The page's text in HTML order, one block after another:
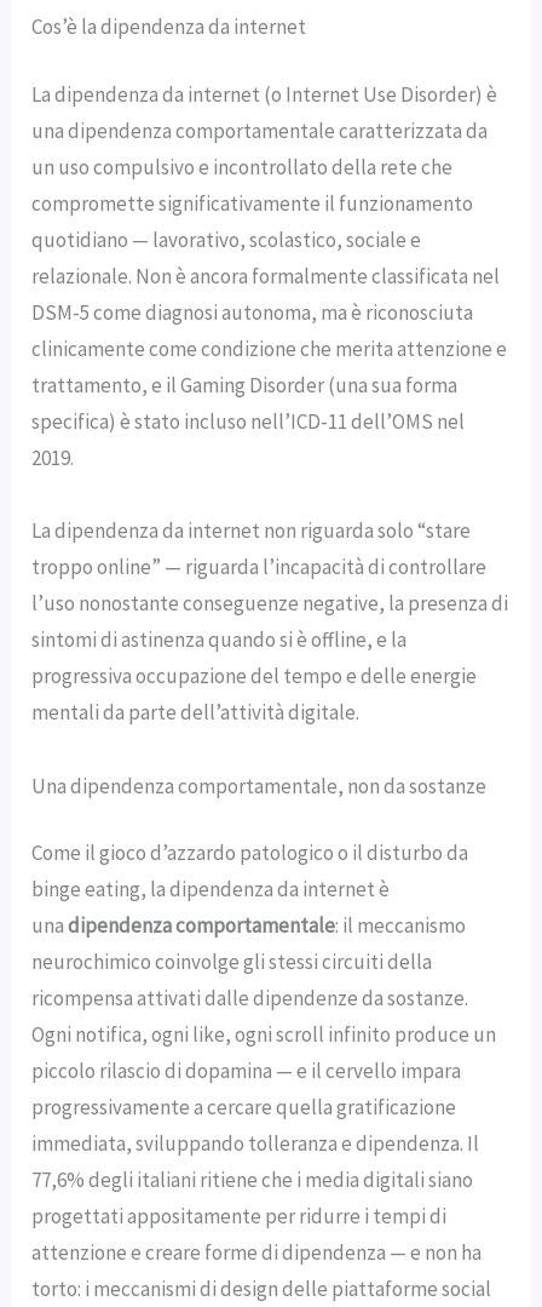
Cos’è la dipendenza da internet
La dipendenza da internet (o Internet Use Disorder) è
una dipendenza comportamentale caratterizzata da
un uso compulsivo e incontrollato della rete che
compromette significativamente il funzionamento
quotidiano — lavorativo, scolastico, sociale e
relazionale. Non è ancora formalmente classificata nel
DSM-5 come diagnosi autonoma, ma è riconosciuta
clinicamente come condizione che merita attenzione e
trattamento, e il Gaming Disorder (una sua forma
specifica) è stato incluso nell’ICD-11 dell’OMS nel
2019.
La dipendenza da internet non riguarda solo “stare
troppo online” — riguarda l’incapacità di controllare
l’uso nonostante conseguenze negative, la presenza di
sintomi di astinenza quando si è offline, e la
progressiva occupazione del tempo e delle energie
mentali da parte dell’attività digitale.
Una dipendenza comportamentale, non da sostanze
Come il gioco d’azzardo patologico o il disturbo da
binge eating, la dipendenza da internet è
unadipendenza comportamentale: il meccanismo
neurochimico coinvolge gli stessi circuiti della
ricompensa attivati dalle dipendenze da sostanze.
Ogni notifica, ogni like, ogni scroll infinito produce un
piccolo rilascio di dopamina — e il cervello impara
progressivamente a cercare quella gratificazione
immediata, sviluppando tolleranza e dipendenza. Il
77,6% degli italiani ritiene che i media digitali siano
progettati appositamente per ridurre i tempi di
attenzione e creare forme di dipendenza — e non ha
torto: i meccanismi di design delle piattaforme social